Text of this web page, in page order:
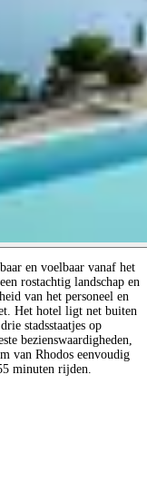
en voelbaar vanaf het
rostachtig landschap en
van het personeel en
Het hotel ligt net buiten
stadsstaatjes op
bezienswaardigheden,
van Rhodos eenvoudig
minuten rijden.